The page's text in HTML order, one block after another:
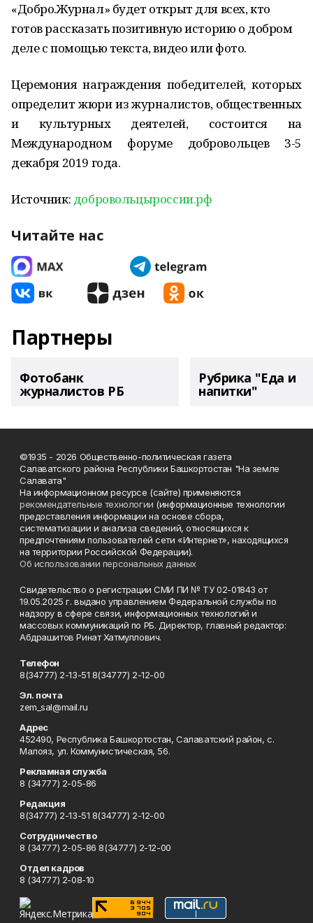
«Добро.Журнал» будет открыт для всех, кто
готов рассказать позитивную историю о добром
деле с помощью текста, видео или фото.
Церемония награждения победителей, которых
определит жюри из журналистов, общественных
и культурных деятелей, состоится на
Международном форуме добровольцев 3-5
декабря 2019 года.
Источник: добровольцыроссии.рф
Читайте нас
Партнеры
Фотобанк
журналистов РБ
Рубрика "Еда и
напитки"
©1935 - 2026 Общественно-политическая газета
Салаватского района Республики Башкортостан "На земле
Салавата"
На информационном ресурсе (сайте) применяются
рекомендательные технологии (информационные технологии
предоставления информации на основе сбора,
систематизации и анализа сведений, относящихся к
предпочтениям пользователей сети «Интернет», находящихся
на территории Российской Федерации).
Об использовании персональных данных
Свидетельство о регистрации СМИ ПИ № ТУ 02-01843 от
19.05.2025 г. выдано управлением Федеральной службы по
надзору в сфере связи, информационных технологий и
массовых коммуникаций по РБ. Директор, главный редактор:
Абдрашитов Ринат Хатмуллович.
Телефон
8(34777) 2-13-51 8(34777) 2-12-00
Эл. почта
zem_sal@mail.ru
Адрес
452490, Республика Башкортостан, Салаватский район, с.
Малояз, ул. Коммунистическая, 56.
Рекламная служба
8 (34777) 2-05-86
Редакция
8(34777) 2-13-51 8(34777) 2-12-00
Сотрудничество
8 (34777) 2-05-86 8(34777) 2-12-00
Отдел кадров
8 (34777) 2-08-10